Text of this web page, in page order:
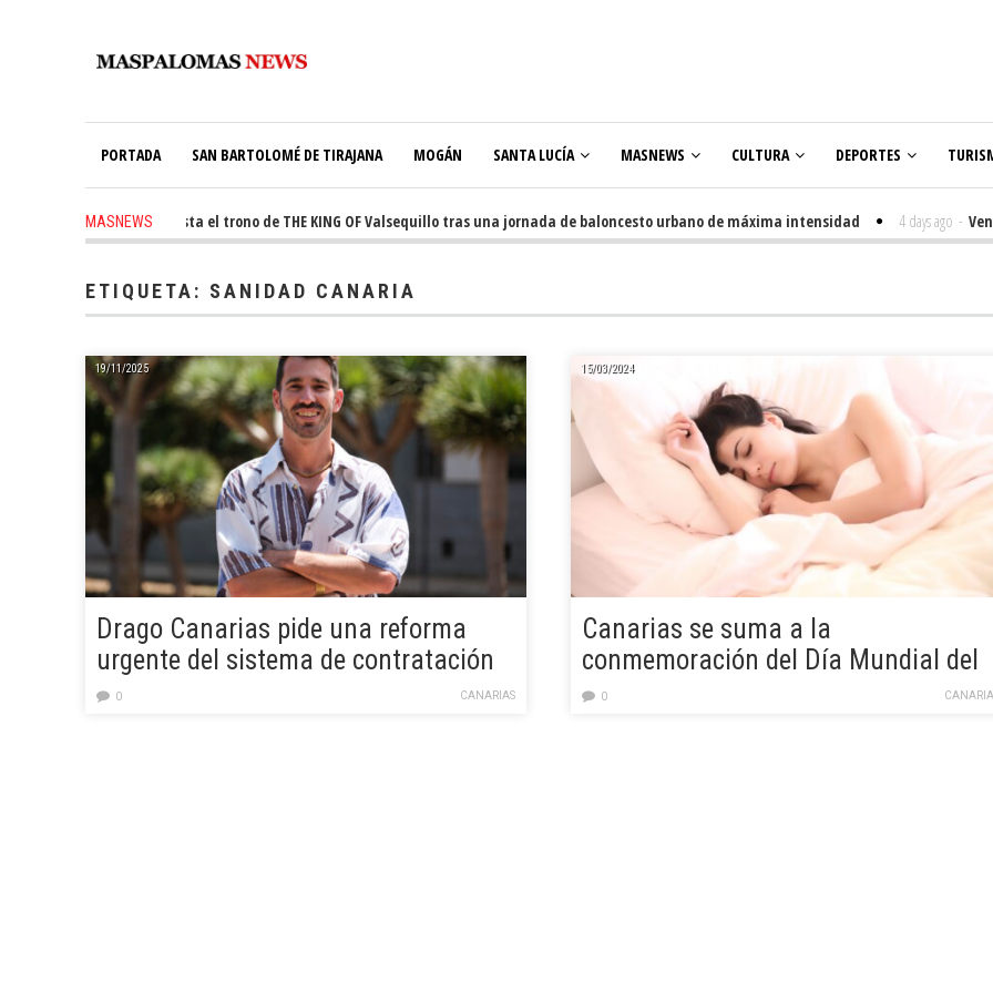
PORTADA SAN BARTOLOMÉ DE TIRAJANA MOGÁN SANTA LUCÍA MASNEWS CULTURA DEPORTES
MASNEWS
Ale Martín conquista el trono de THE KING OF Valsequillo tras una jornada de baloncesto urbano de máxima intensidad 4 days ago -
ETIQUETA: SANIDAD CANARIA
19/11/2025
Drago Canarias pide una reforma
urgente del sistema de contratación
en la Sanidad Canaria
CANARIAS
0
15/03/2024
Canarias se suma a la
conmemoración del Día Mundial del
Sueño recordando la importancia
0